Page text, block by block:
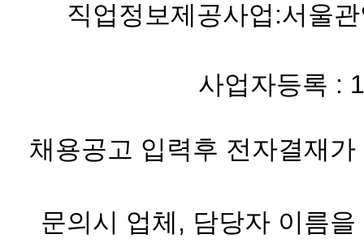
직업정보제공사업:서울
사업자등록 :
채용공고 입력후 전자결재
문의시 업체, 담당자 이름